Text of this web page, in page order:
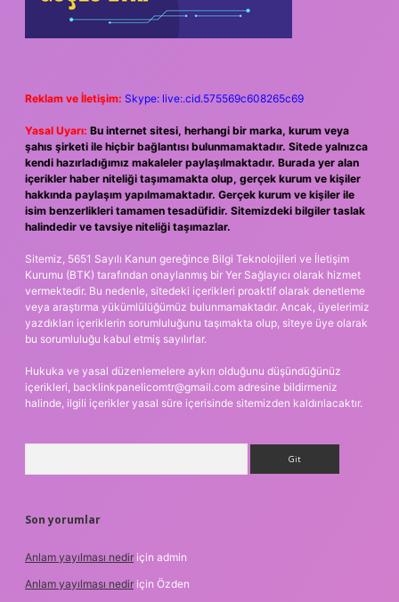
Reklam ve İletişim: Skype: live:.cid.575569c608265c69
Yasal Uyarı: Bu internet sitesi, herhangi bir marka, kurum veya
şahıs şirketi ile hiçbir bağlantısı bulunmamaktadır. Sitede yalnızca
kendi hazırladığımız makaleler paylaşılmaktadır. Burada yer alan
içerikler haber niteliği taşımamakta olup, gerçek kurum ve kişiler
hakkında paylaşım yapılmamaktadır. Gerçek kurum ve kişiler ile
isim benzerlikleri tamamen tesadüfidir. Sitemizdeki bilgiler taslak
halindedir ve tavsiye niteliği taşımazlar.
Sitemiz, 5651 Sayılı Kanun gereğince Bilgi Teknolojileri ve İletişim
Kurumu (BTK) tarafından onaylanmış bir Yer Sağlayıcı olarak hizmet
vermektedir. Bu nedenle, sitedeki içerikleri proaktif olarak denetleme
veya araştırma yükümlülüğümüz bulunmamaktadır. Ancak, üyelerimiz
yazdıkları içeriklerin sorumluluğunu taşımakta olup, siteye üye olarak
bu sorumluluğu kabul etmiş sayılırlar.
Hukuka ve yasal düzenlemelere aykırı olduğunu düşündüğünüz
içerikleri, backlinkpanelicomtr@gmail.com adresine bildirmeniz
halinde, ilgili içerikler yasal süre içerisinde sitemizden kaldırılacaktır.
Son yorumlar
Anlam yayılması nedir için admin
Anlam yayılması nedir için Özden